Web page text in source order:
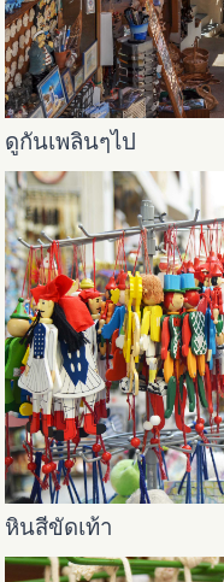
ดูกันเพลินๆไป
หินสีขัดเท้า